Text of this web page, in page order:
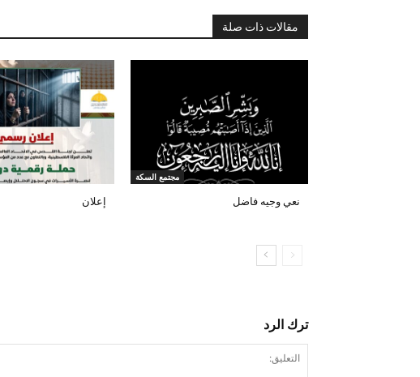
مقالات ذات صلة
مجتمع السكة
نعي وجيه فاضل إعلان
ترك الرد